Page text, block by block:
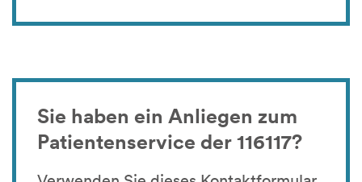
Sie haben ein Anliegen zum
Patientenservice der 116117?